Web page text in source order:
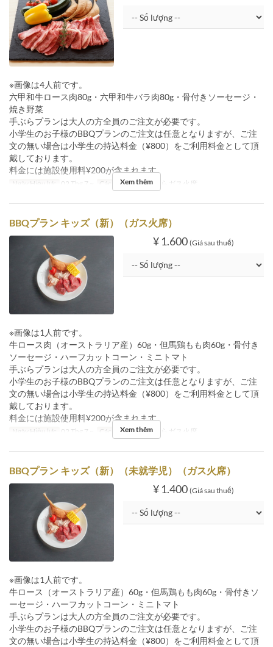
※画像は4人前です。
六甲和牛ロース肉80g・六甲和牛バラ肉80g・骨付きソーセージ・
焼き野菜
手ぶらプランは大人の方全員のご注文が必要です。
小学生のお子様のBBQプランのご注文は任意となりますが、ご注
文の無い場合は小学生の持込料金（¥800）をご利用料金として頂
戴しております。
料金には施設使用料¥200が含まれます。
Ngày Hiệu lực 02 Thg 7 ~ Các Loại Ghế 手ぶらガス火席
Xem thêm
BBQプラン キッズ（新）（ガス火席）
¥ 1.600 (Giá sau thuế)
※画像は1人前です。
牛ロース肉（オーストラリア産）60g・但馬鶏もも肉60g・骨付き
ソーセージ・ハーフカットコーン・ミニトマト
手ぶらプランは大人の方全員のご注文が必要です。
小学生のお子様のBBQプランのご注文は任意となりますが、ご注
文の無い場合は小学生の持込料金（¥800）をご利用料金として頂
戴しております。
料金には施設使用料¥200が含まれます。
Ngày Hiệu lực 02 Thg 7 ~ Các Loại Ghế 手ぶらガス火席
Xem thêm
BBQプラン キッズ（新）（未就学児）（ガス火席）
¥ 1.400 (Giá sau thuế)
※画像は1人前です。
牛ロース（オーストラリア産）60g・但馬鶏もも肉60g・骨付きソ
ーセージ・ハーフカットコーン・ミニトマト
手ぶらプランは大人の方全員のご注文が必要です。
小学生のお子様のBBQプランのご注文は任意となりますが、ご注
文の無い場合は小学生の持込料金（¥800）をご利用料金として頂